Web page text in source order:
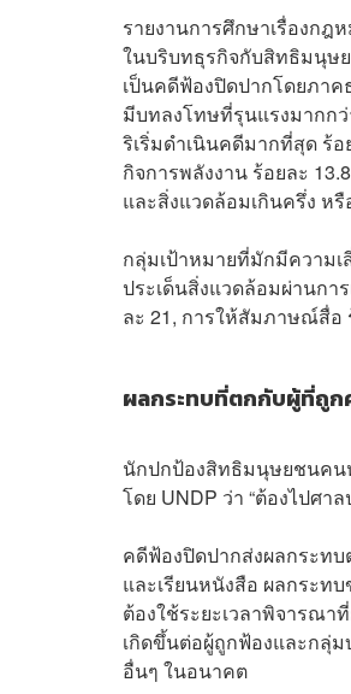
รายงานการศึกษาเรื่องกฎ
ในบริบทธุรกิจกับสิทธิมนุษ
เป็นคดีฟ้องปิดปากโดยภา
มีบทลงโทษที่รุนแรงมากก
ริเริ่มดำเนินคดีมากที่สุด ร้
กิจการพลังงาน ร้อยละ
และสิ่งแวดล้อมเกินครึ่ง หรื
กลุ่มเป้าหมายที่มักมีความ
ประเด็นสิ่งแวดล้อมผ่านกา
ละ 21, การให้สัมภาษณ์สื่อ
ผลกระทบที่ตกกับผู้ที่ถูก
นักปกป้องสิทธิมนุษยชนคน
โดย UNDP ว่า “ต้องไปศา
คดีฟ้องปิดปากส่งผลกระท
และเรียนหนังสือ ผลกระท
ต้องใช้ระยะเวลาพิจารณ
เกิดขึ้นต่อผู้ถูกฟ้องและกลุ่
อื่นๆ ในอนาคต